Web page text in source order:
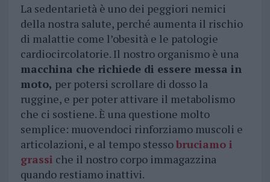
La sedentarietà è uno dei peggiori nemici
della nostra salute, perché aumenta il rischio
di malattie come l’obesità e le patologie
cardiocircolatorie. Il nostro organismo è una
macchina che richiede di essere messa in
moto, per potersi scrollare di dosso la
ruggine, e per poter attivare il metabolismo
che ci sostiene. È una questione molto
semplice: muovendoci rinforziamo muscoli e
articolazioni, e al tempo stessobruciamo i
grassi che il nostro corpo immagazzina
quando restiamo inattivi.